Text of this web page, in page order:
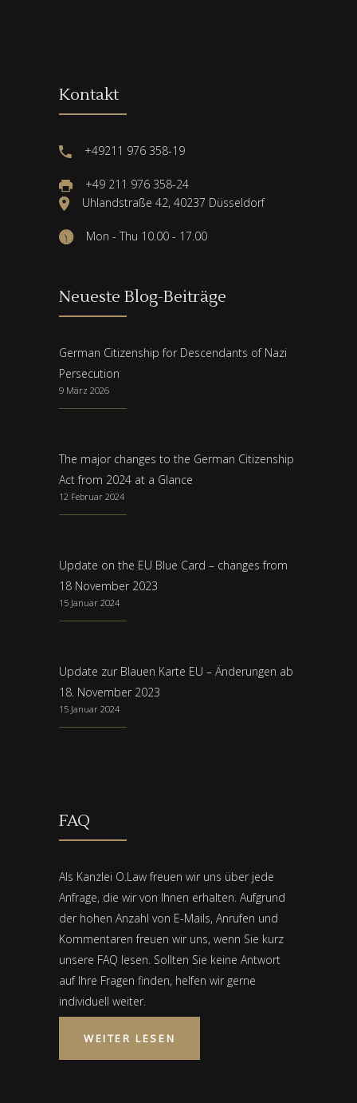
Kontakt
+49211 976 358-19
+49 211 976 358-24
Uhlandstraße 42, 40237 Düsseldorf
Mon - Thu 10.00 - 17.00
Neueste Blog-Beiträge
German Citizenship for Descendants of Nazi
Persecution
9 März 2026
The major changes to the German Citizenship
Act from 2024 at a Glance
12 Februar 2024
Update on the EU Blue Card – changes from
18 November 2023
15 Januar 2024
Update zur Blauen Karte EU – Änderungen ab
18. November 2023
15 Januar 2024
FAQ
Als Kanzlei O.Law freuen wir uns über jede
Anfrage, die wir von Ihnen erhalten. Aufgrund
der hohen Anzahl von E-Mails, Anrufen und
Kommentaren freuen wir uns, wenn Sie kurz
unsere FAQ lesen. Sollten Sie keine Antwort
auf Ihre Fragen finden, helfen wir gerne
individuell weiter.
WEITER LESEN